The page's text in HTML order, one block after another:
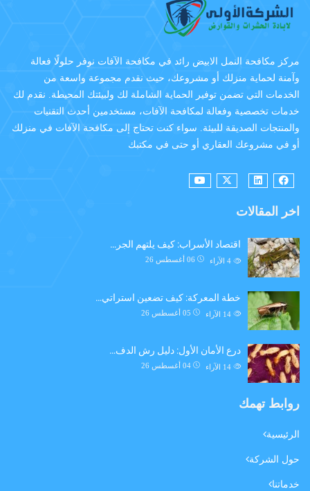
مركز مكافحة النمل الابيض رائد في مكافحة الآفات نوفر حلولًا فعالة
وآمنة لحماية منزلك أو مشروعك، حيث نقدم مجموعة واسعة من
الخدمات التي تضمن توفير الحماية الشاملة لك ولبيئتك المحيطة. نقدم لك
خدمات تخصصية وفعالة لمكافحة الآفات، مستخدمين أحدث التقنيات
والمنتجات الصديقة للبيئة. سواء كنت تحتاج إلى مكافحة الآفات في منزلك
أو في مشروعك العقاري أو حتى في مكتبك
اخر المقالات
اقتصاد الأسراب: كيف يلتهم الجر…
06 أغسطس 26 الآراء
خطة المعركة: كيف تضعين استراتي…
05 أغسطس 26 الآراء
درع الأمان الأول: دليل رش الدف…
04 أغسطس 26 الآراء
روابط تهمك
الرئيسية
حول الشركة
خدماتنا